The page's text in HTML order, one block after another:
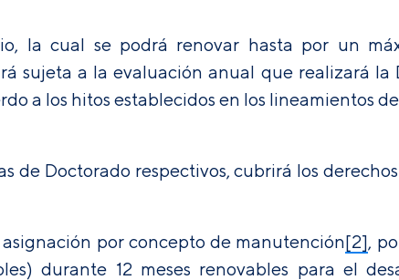
la cual se podrá renovar hasta por un
sujeta a la evaluación anual que realizará la
a los hitos establecidos en los lineamientos
de Doctorado respectivos, cubrirá los
por concepto de manutención[2],
durante 12 meses renovables para el